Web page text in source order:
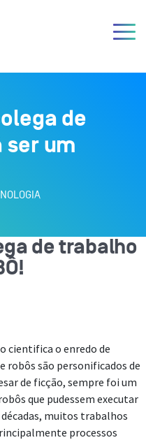
de
um
de trabalho
cientifica o enredo de
robôs são personificados de
de ficção, sempre foi um
que pudessem executar
muitos trabalhos
processos